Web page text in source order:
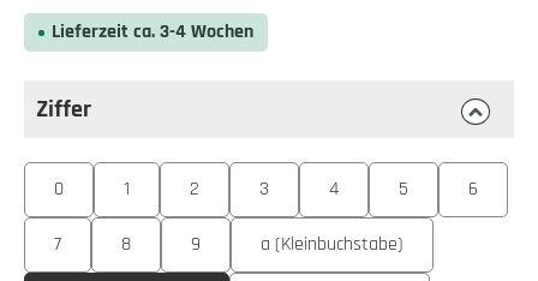
Lieferzeit ca. 3-4 Wochen
Ziffer
Zifferauswählen
0 1 2 3 4 5 6
7 8 9 a (Kleinbuchstabe)